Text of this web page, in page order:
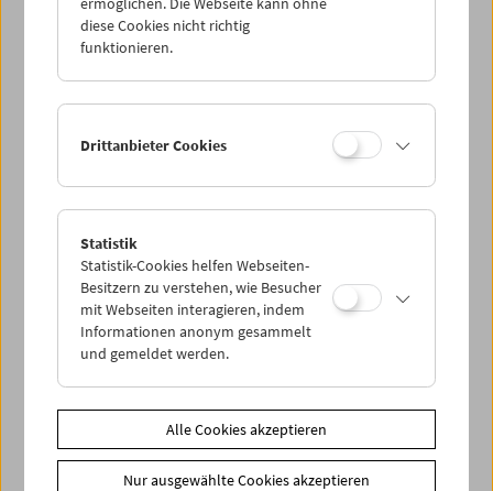
Sa 30.8.
PROGRAMM ÜBERBLICK
Share on
diese Cookies nicht richtig
funktionieren.
Drittanbieter Cookies
Statistik
Statistik-Cookies helfen Webseiten-
Besitzern zu verstehen, wie Besucher
mit Webseiten interagieren, indem
Informationen anonym gesammelt
und gemeldet werden.
Alle Cookies akzeptieren
Nur ausgewählte Cookies akzeptieren